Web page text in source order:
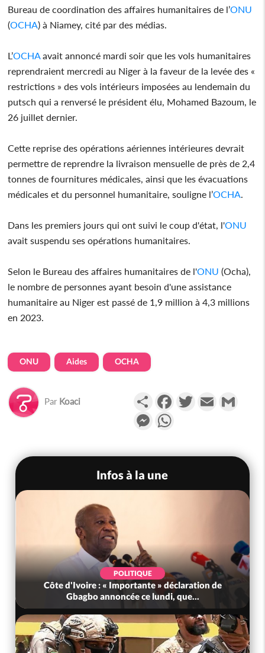
Bureau de coordination des affaires humanitaires de l’ONU
(OCHA) à Niamey, cité par des médias.
L’OCHA avait annoncé mardi soir que les vols humanitaires
reprendraient mercredi au Niger à la faveur de la levée des «
restrictions » des vols intérieurs imposées au lendemain du
putsch qui a renversé le président élu, Mohamed Bazoum, le
26 juillet dernier.
Cette reprise des opérations aériennes intérieures devrait
permettre de reprendre la livraison mensuelle de près de 2,4
tonnes de fournitures médicales, ainsi que les évacuations
médicales et du personnel humanitaire, souligne l’OCHA
Dans les premiers jours qui ont suivi le coup d'état, l'ONU
avait suspendu ses opérations humanitaires.
Selon le Bureau des affaires humanitaires de l'ONU (Ocha),
le nombre de personnes ayant besoin d'une assistance
humanitaire au Niger est passé de 1,9 million à 4,3 millions
en 2023.
ONU Aides OCHA
Par Koaci PartagerFacebookTwitterEmail
Messenger
Infos à la une
POLITIQUE
Côte d'Ivoire : « Importante » déclaration de
Gbagbo annoncée ce lundi, que...